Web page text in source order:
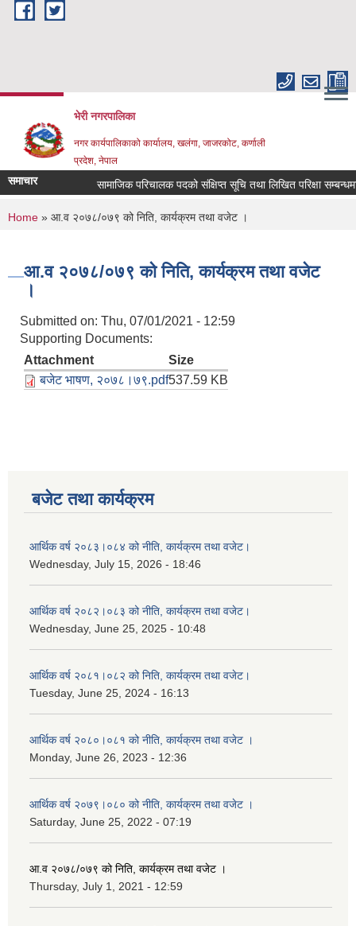
Skip to main content
भेरी नगरपालिका
नगर कार्यपालिकाको कार्यालय, खलंगा, जाजरकोट, कर्णाली
प्रदेश, नेपाल
समाचार सामाजिक परिचालक पदको संक्षिप्त सूचि तथा लिखित परिक्षा सम्बन्धमा ।
You are here
Home » आ.व २०७८/०७९ को निति, कार्यक्रम तथा वजेट ।
आ.व २०७८/०७९ को निति, कार्यक्रम तथा वजेट
।
Submitted on: Thu, 07/01/2021 - 12:59
Supporting Documents:
Attachment
Size
बजेट भाषण, २०७८।७९.pdf537.59 KB
बजेट तथा कार्यक्रम
आर्थिक वर्ष २०८३।०८४ को नीति, कार्यक्रम तथा वजेट।
Wednesday, July 15, 2026 - 18:46
आर्थिक वर्ष २०८२।०८३ को नीति, कार्यक्रम तथा वजेट।
Wednesday, June 25, 2025 - 10:48
आर्थिक वर्ष २०८१।०८२ को निति, कार्यक्रम तथा वजेट।
Tuesday, June 25, 2024 - 16:13
आर्थिक वर्ष २०८०।०८१ को नीति, कार्यक्रम तथा वजेट ।
Monday, June 26, 2023 - 12:36
आर्थिक वर्ष २०७९।०८० को नीति, कार्यक्रम तथा वजेट ।
Saturday, June 25, 2022 - 07:19
आ.व २०७८/०७९ को निति, कार्यक्रम तथा वजेट ।
Thursday, July 1, 2021 - 12:59